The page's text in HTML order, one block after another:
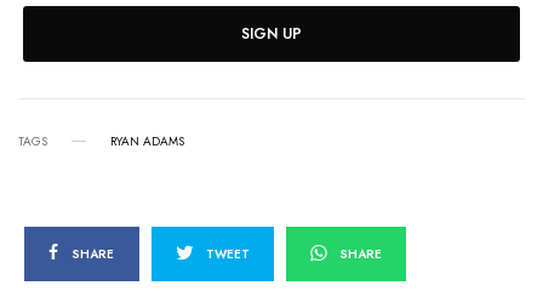
SIGN UP
TAGS RYAN ADAMS
SHARE TWEET SHARE